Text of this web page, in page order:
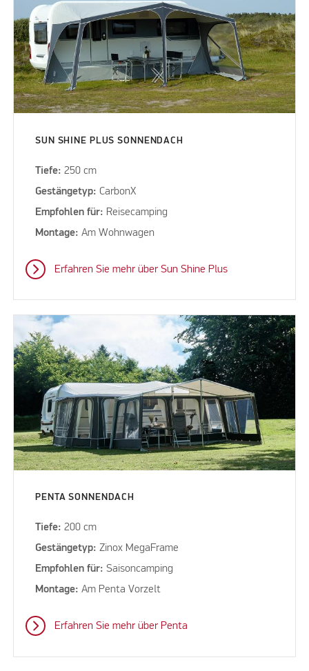
SUN SHINE PLUS SONNENDACH
Tiefe:250 cm
Gestängetyp: CarbonX
Empfohlen für: Reisecamping
Montage: Am Wohnwagen
Erfahren Sie mehr über Sun Shine Plus
PENTA SONNENDACH
Tiefe:200 cm
Gestängetyp:Zinox MegaFrame
Empfohlen für:Saisoncamping
Montage:Am Penta Vorzelt
Erfahren Sie mehr über Penta